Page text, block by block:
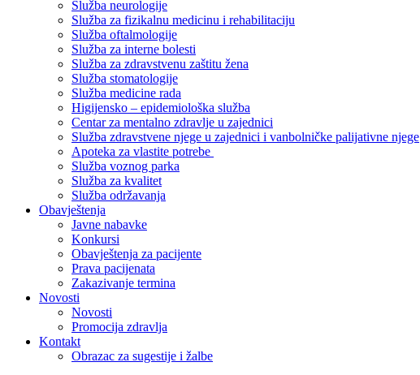
Služba neurologije
Služba za fizikalnu medicinu i rehabilitaciju
Služba oftalmologije
Služba za interne bolesti
Služba za zdravstvenu zaštitu žena
Služba stomatologije
Služba medicine rada
Higijensko – epidemiološka služba
Centar za mentalno zdravlje u zajednici
Služba zdravstvene njege u zajednici i vanbolničke palijativne njege
Apoteka za vlastite potrebe
Služba voznog parka
Služba za kvalitet
Služba održavanja
Obavještenja
Javne nabavke
Konkursi
Obavještenja za pacijente
Prava pacijenata
Zakazivanje termina
Novosti
Novosti
Promocija zdravlja
Kontakt
Obrazac za sugestije i žalbe